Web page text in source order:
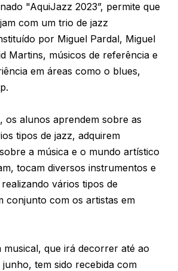
"AquiJazz 2023”, permite que
com um trio de jazz
por Miguel Pardal, Miguel
Martins, músicos de referência e
em áreas como o blues,
os alunos aprendem sobre as
tipos de jazz, adquirem
a música e o mundo artístico
tocam diversos instrumentos e
vários tipos de
conjunto com os artistas em
musical, que irá decorrer até ao
tem sido recebida com